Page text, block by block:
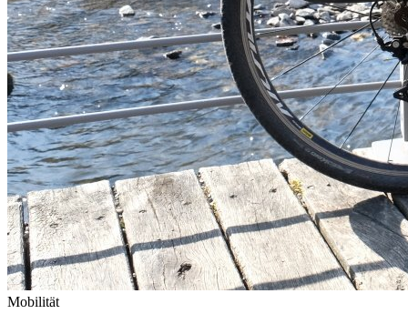
Mobilität